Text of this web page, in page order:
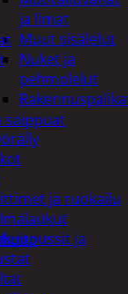
ja limat
Muut sisälelut
Nuket ja
pehmolelut
ja ruokailu
ja
saippuat